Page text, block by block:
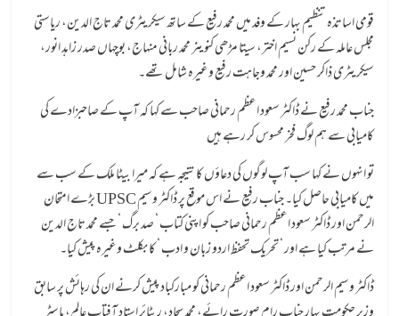
قومی اساتذہ تنظیم بہار کے وفد میں محمد رفیع کے ساتھ سیکریٹری محمد تاج الدین، ریاستی
مجلس عاملہ کے رکن نسیم اختر، سیتا مڑھی کنوینر محمد ربانی منہاج، بوچہاں صدر زاہد انور،
سیکریٹری ذاکر حسین اور محمد وجاہت رفیع وغیرہ شامل تھے۔
جناب محمد رفیع نے ڈاکٹر سعود اعظم رحمانی صاحب سے کہا کہ آپ کے صاحبزادے کی
کامیابی سے ہم لوگ فخر محسوس کر رہے ہیں
تو انہوں نے کہا سب آپ لوگوں کی دعاؤں کا نتیجہ ہے کہ میرا بیٹا ملک کے سب سے
بڑے امتحان UPSC میں کامیابی حاصل کیا۔ جناب رفیع نے اس موقع پر ڈاکٹر وسیم
الرحمن اور ڈاکٹر سعود اعظم رحمانی صاحب کو اپنی کتاب ‘ صد برگ ‘ جسے محمد تاج الدین
نے مرتب کیا ہے اور ‘ تحریک تحفظ اردو زبان و ادب ‘ کا بکلٹ وغیرہ پیش کیا۔
ڈاکٹر وسیم الرحمن اور ڈاکٹر سعود اعظم رحمانی کو مبارکباد پیش کرنے ان کی رہائش پر سابق